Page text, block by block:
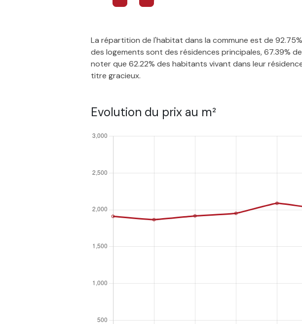
La répartition de l'habitat dans la commune est de
des logements sont des résidences principales, 67.39%
noter que 62.22% des habitants vivant dans leur
titre gracieux.
Evolution du prix au m²